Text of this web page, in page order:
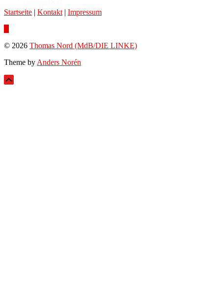
Startseite | Kontakt | Impressum
© 2026 Thomas Nord (MdB/DIE LINKE)
Theme by Anders Norén
Scroll